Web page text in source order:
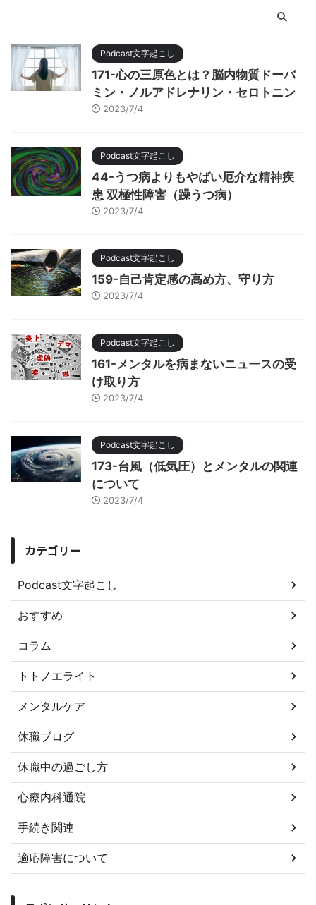
Podcast文字起こし
171-心の三原色とは？脳内物質ドーバ
ミン・ノルアドレナリン・セロトニン
2023/7/4
Podcast文字起こし
44-うつ病よりもやばい厄介な精神疾
患 双極性障害（躁うつ病）
2023/7/4
Podcast文字起こし
159-自己肯定感の高め方、守り方
2023/7/4
Podcast文字起こし
161-メンタルを病まないニュースの受
け取り方
2023/7/4
Podcast文字起こし
173-台風（低気圧）とメンタルの関連
について
2023/7/4
カテゴリー
Podcast文字起こし
おすすめ
コラム
トトノエライト
メンタルケア
休職ブログ
休職中の過ごし方
心療内科通院
手続き関連
適応障害について